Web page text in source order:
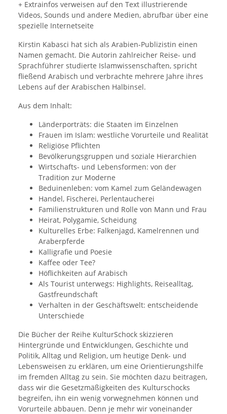
+ Extrainfos verweisen auf den Text illustrierende
Videos, Sounds und andere Medien, abrufbar über eine
spezielle Internetseite
Kirstin Kabasci hat sich als Arabien-Publizistin einen
Namen gemacht. Die Autorin zahlreicher Reise- und
Sprachführer studierte Islamwissenschaften, spricht
fließend Arabisch und verbrachte mehrere Jahre ihres
Lebens auf der Arabischen Halbinsel.
Aus dem Inhalt:
Länderporträts: die Staaten im Einzelnen
Frauen im Islam: westliche Vorurteile und Realität
Religiöse Pflichten
Bevölkerungsgruppen und soziale Hierarchien
Wirtschafts- und Lebensformen: von der
Tradition zur Moderne
Beduinenleben: vom Kamel zum Geländewagen
Handel, Fischerei, Perlentaucherei
Familienstrukturen und Rolle von Mann und Frau
Heirat, Polygamie, Scheidung
Kulturelles Erbe: Falkenjagd, Kamelrennen und
Araberpferde
Kalligrafie und Poesie
Kaffee oder Tee?
Höflichkeiten auf Arabisch
Als Tourist unterwegs: Highlights, Reisealltag,
Gastfreundschaft
Verhalten in der Geschäftswelt: entscheidende
Unterschiede
Die Bücher der Reihe KulturSchock skizzieren
Hintergründe und Entwicklungen, Geschichte und
Politik, Alltag und Religion, um heutige Denk- und
Lebensweisen zu erklären, um eine Orientierungshilfe
im fremden Alltag zu sein. Sie möchten dazu beitragen,
dass wir die Gesetzmäßigkeiten des Kulturschocks
begreifen, ihn ein wenig vorwegnehmen können und
Vorurteile abbauen. Denn je mehr wir voneinander